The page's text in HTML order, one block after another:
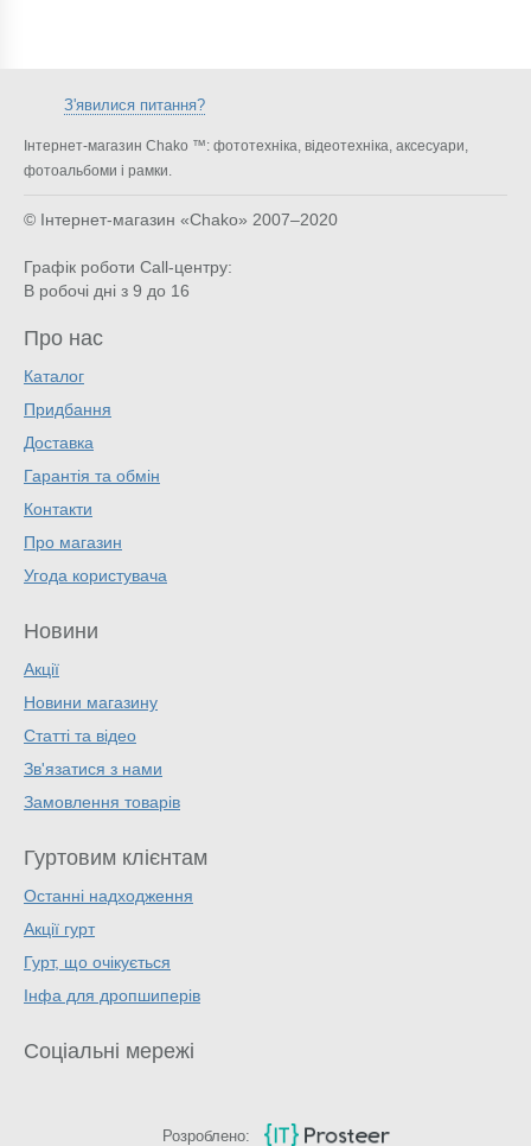
З'явилися питання?
Інтернет-магазин Chako ™: фототехніка, відеотехніка, аксесуари,
фотоальбоми і рамки.
© Інтернет-магазин «Chako» 2007–2020
Графік роботи Call-центру:
В робочі дні з 9 до 16
Про нас
Каталог
Придбання
Доставка
Гарантія та обмін
Контакти
Про магазин
Угода користувача
Новини
Акції
Новини магазину
Статті та відео
Зв'язатися з нами
Замовлення товарів
Гуртовим клієнтам
Останні надходження
Акції гурт
Гурт, що очікується
Інфа для дропшиперів
Соціальні мережі
Розроблено: